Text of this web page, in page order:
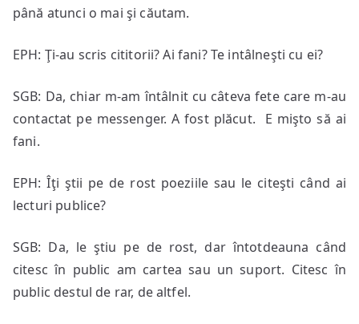
până atunci o mai şi căutam.
EPH: Ţi-au scris cititorii? Ai fani? Te intâlneşti cu ei?
SGB: Da, chiar m-am întâlnit cu câteva fete care m-au
contactat pe messenger. A fost plăcut. E mişto să ai
fani.
EPH: Îţi ştii pe de rost poeziile sau le citeşti când ai
lecturi publice?
SGB: Da, le ştiu pe de rost, dar întotdeauna când
citesc în public am cartea sau un suport. Citesc în
public destul de rar, de altfel.